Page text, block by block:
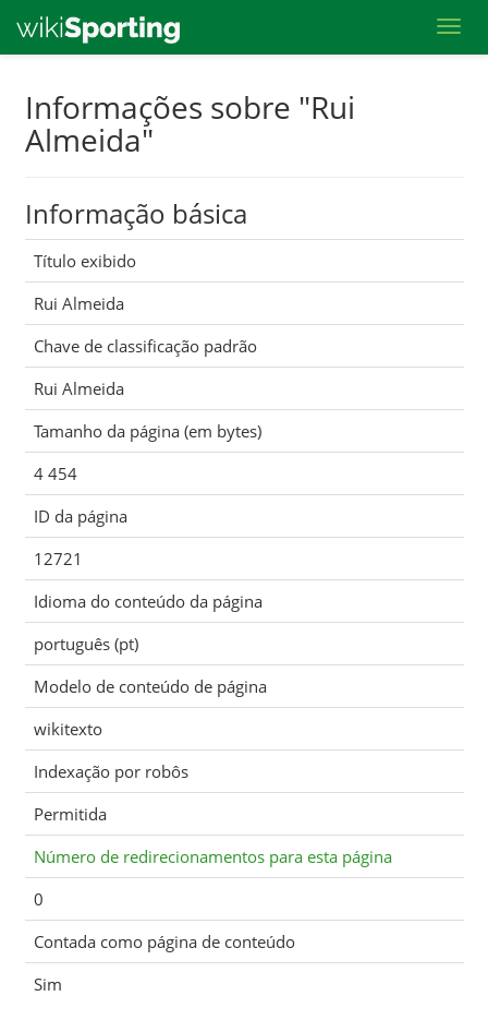
main
Informações sobre "Rui
Almeida"
Informação básica
Título exibido
Rui Almeida
Chave de classificação padrão
Rui Almeida
Tamanho da página (em bytes)
4 454
ID da página
12721
Idioma do conteúdo da página
português (pt)
Modelo de conteúdo de página
wikitexto
Indexação por robôs
Permitida
Número de redirecionamentos para esta página
0
Contada como página de conteúdo
Sim